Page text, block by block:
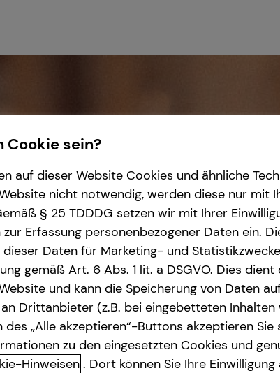
Cookie sein?
auf dieser Website Cookies und ähnliche
nicht notwendig, werden diese nur mit
§ 25 TDDDG setzen wir mit Ihrer
zur Erfassung personenbezogener Daten ein.
Daten für Marketing- und
gemäß Art. 6 Abs. 1 lit. a DSGVO. Dies
und kann die Speicherung von Daten
Drittanbieter (z.B. bei eingebetteten Inhalten
des „Alle akzeptieren“-Buttons akzeptieren
zu den eingesetzten Cookies und
Hinweisen . Dort können Sie Ihre